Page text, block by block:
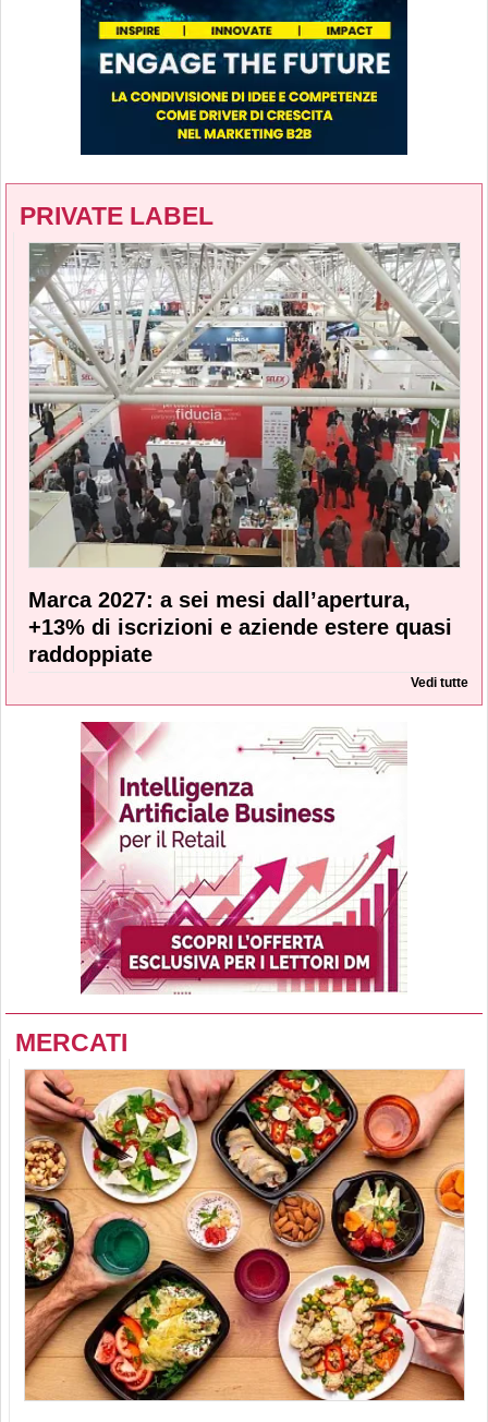
PRIVATE LABEL
Marca 2027: a sei mesi dall’apertura,
+13% di iscrizioni e aziende estere quasi
raddoppiate
Vedi tutte
MERCATI